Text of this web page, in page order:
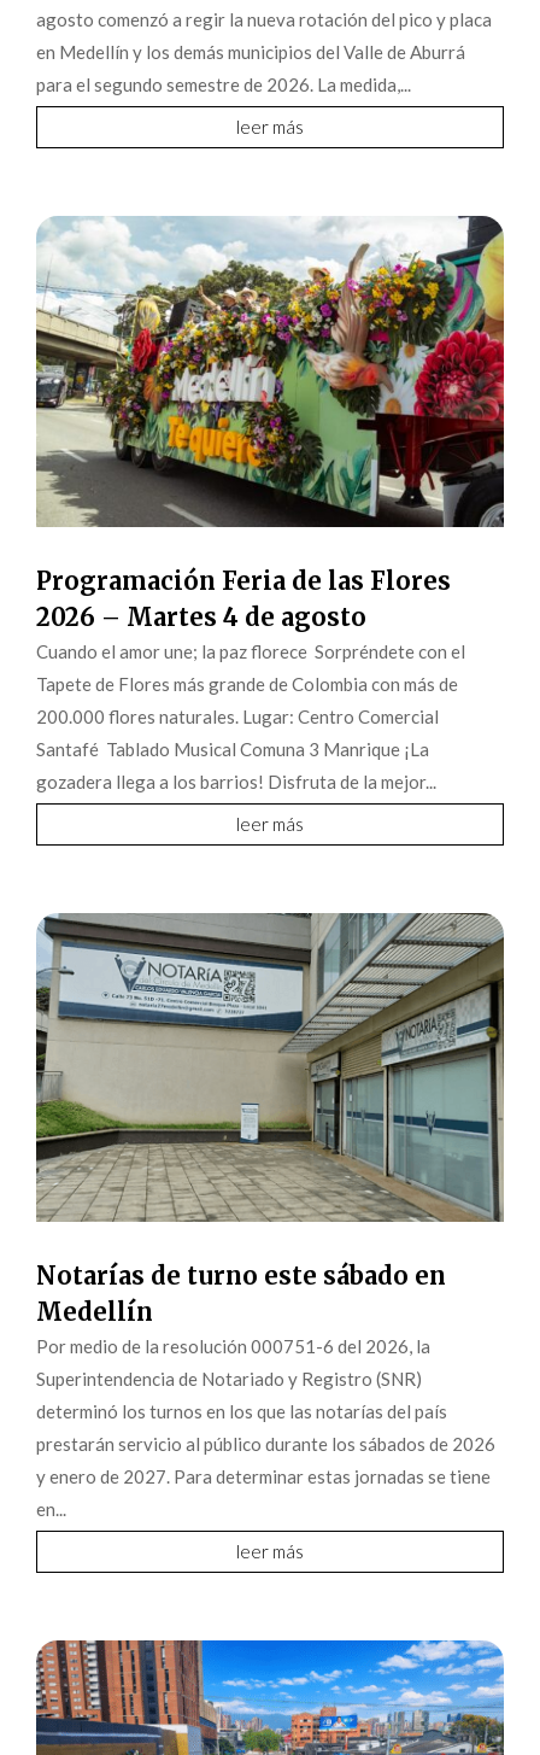
agosto comenzó a regir la nueva rotación del pico y placa
en Medellín y los demás municipios del Valle de Aburrá
para el segundo semestre de 2026. La medida,...
leer más
Programación Feria de las Flores
2026 – Martes 4 de agosto
Cuando el amor une; la paz florece Sorpréndete con el
Tapete de Flores más grande de Colombia con más de
200.000 flores naturales. Lugar: Centro Comercial
Santafé Tablado Musical Comuna 3 Manrique ¡La
gozadera llega a los barrios! Disfruta de la mejor...
leer más
Notarías de turno este sábado en
Medellín
Por medio de la resolución 000751-6 del 2026, la
Superintendencia de Notariado y Registro (SNR)
determinó los turnos en los que las notarías del país
prestarán servicio al público durante los sábados de 2026
y enero de 2027. Para determinar estas jornadas se tiene
en...
leer más